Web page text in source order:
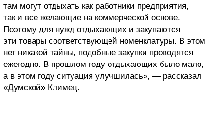
там могут отдыхать как работники предприятия,
так и все желающие на коммерческой основе.
Поэтому для нужд отдыхающих и закупаются
эти товары соответствующей номенклатуры. В этом
нет никакой тайны, подобные закупки проводятся
ежегодно. В прошлом году отдыхающих было мало,
а в этом году ситуация улучшилась», — рассказал
«Думской» Климец.